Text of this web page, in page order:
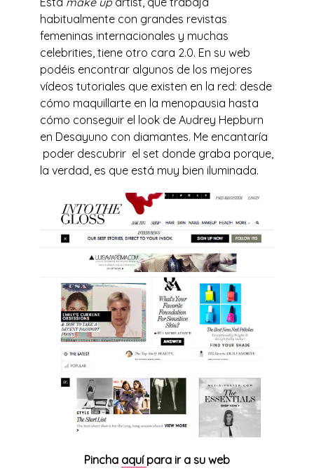
habitualmente con grandes revistas
femeninas internacionales y muchas
celebrities, tiene otro cara 2.0. En su web
podéis encontrar algunos de los mejores
vídeos tutoriales que existen en la red: desde
cómo maquillarte en la menopausia hasta
cómo conseguir el look de Audrey Hepburn
en Desayuno con diamantes. Me encantaría
poder descubrir el set donde graba porque,
la verdad, es que está muy bien iluminada.
Pincha aquí para ir a su web